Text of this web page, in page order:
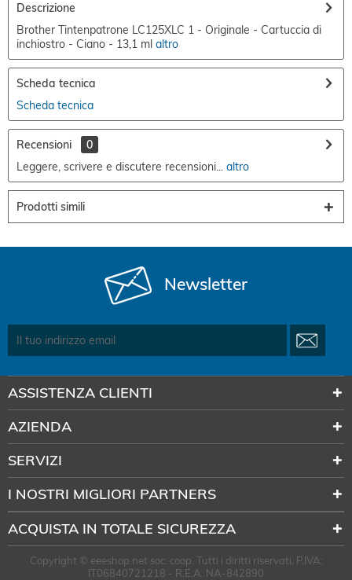
Descrizione
Brother Tintenpatrone LC125XLC 1 - Originale - Cartuccia di
inchiostro - Ciano - 13,1 ml altro
Scheda tecnica
Scheda tecnica
Recensioni
0
Leggere, scrivere e discutere recensioni... altro
Prodotti simili
Newsletter
ASSISTENZA CLIENTI
AZIENDA
SERVIZI
I NOSTRI MIGLIORI PARTNERS
ACQUISTA IN TOTALE SICUREZZA
Copyright © eeeshop.net soc. coop. Tutti i diritti riservati. P.IVA:
IT06840721218 - R.E.A. NA-842890